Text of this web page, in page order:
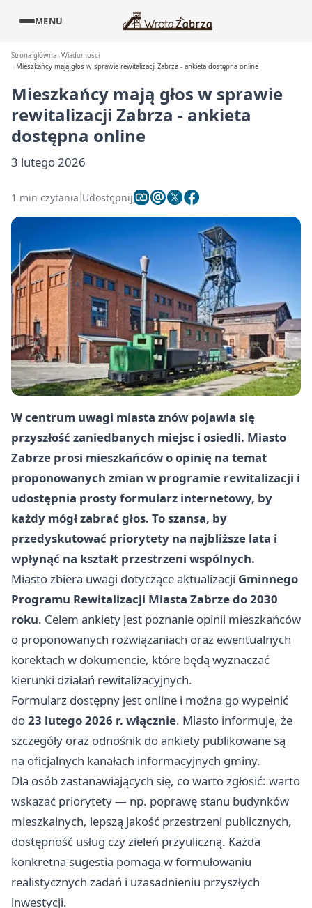
MENU
Strona główna Wiadomości
Mieszkańcy mają głos w sprawie rewitalizacji Zabrza - ankieta dostępna online
Mieszkańcy mają głos w sprawie
rewitalizacji Zabrza - ankieta
dostępna online
3 lutego 2026
1 min czytania Udostępnij
W centrum uwagi miasta znów pojawia się
przyszłość zaniedbanych miejsc i osiedli. Miasto
Zabrze prosi mieszkańców o opinię na temat
proponowanych zmian w programie rewitalizacji i
udostępnia prosty formularz internetowy, by
każdy mógł zabrać głos. To szansa, by
przedyskutować priorytety na najbliższe lata i
wpłynąć na kształt przestrzeni wspólnych.
Miasto zbiera uwagi dotyczące aktualizacji Gminnego
Programu Rewitalizacji Miasta Zabrze do 2030
roku. Celem ankiety jest poznanie opinii mieszkańców
o proponowanych rozwiązaniach oraz ewentualnych
korektach w dokumencie, które będą wyznaczać
kierunki działań rewitalizacyjnych.
Formularz dostępny jest online i można go wypełnić
do23 lutego 2026 r. włącznie. Miasto informuje, że
szczegóły oraz odnośnik do ankiety publikowane są
na oficjalnych kanałach informacyjnych gminy.
Dla osób zastanawiających się, co warto zgłosić: warto
wskazać priorytety — np. poprawę stanu budynków
mieszkalnych, lepszą jakość przestrzeni publicznych,
dostępność usług czy zieleń przyuliczną. Każda
konkretna sugestia pomaga w formułowaniu
realistycznych zadań i uzasadnieniu przyszłych
inwestycji.